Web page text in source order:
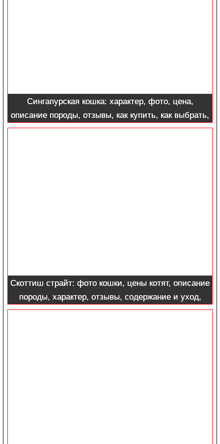
Сингапурская кошка: характер, фото, цена,
описание породы, отзывы, как купить, как выбрать,
содержание, уход и отзывы владельцев
Скоттиш страйт: фото кошки, цены котят, описание
породы, характер, отзывы, содержание и уход,
питание + интересные факты